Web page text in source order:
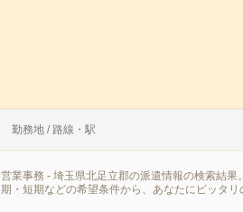
勤務地 / 路線・駅
営業事務 - 埼玉県北足立郡の派遣情報の検索結
期・短期などの希望条件から、あなたにピッタリ